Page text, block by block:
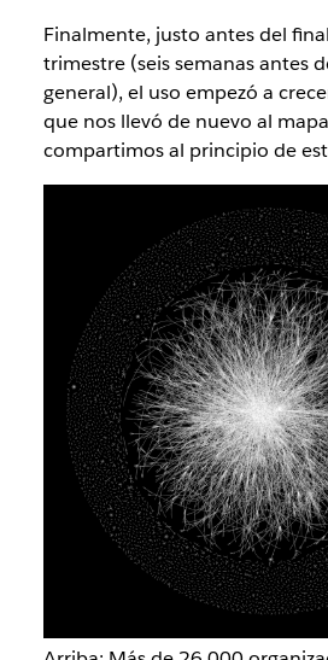
Finalmente, justo antes del
trimestre (seis semanas antes
general), el uso empezó a
que nos llevó de nuevo al
compartimos al principio de